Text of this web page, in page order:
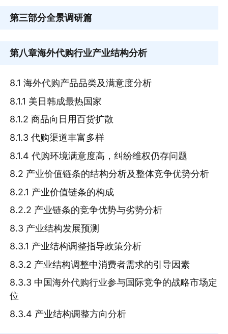
第三部分全景调研篇
第八章海外代购行业产业结构分析
8.1 海外代购产品品类及满意度分析
8.1.1 美日韩成最热国家
8.1.2 商品向日用百货扩散
8.1.3 代购渠道丰富多样
8.1.4 代购环境满意度高，纠纷维权仍存问题
8.2 产业价值链条的结构分析及整体竞争优势分析
8.2.1 产业价值链条的构成
8.2.2 产业链条的竞争优势与劣势分析
8.3 产业结构发展预测
8.3.1 产业结构调整指导政策分析
8.3.2 产业结构调整中消费者需求的引导因素
8.3.3 中国海外代购行业参与国际竞争的战略市场定
位
8.3.4 产业结构调整方向分析